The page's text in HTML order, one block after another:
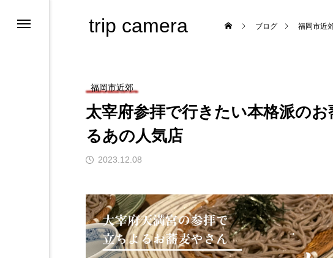
trip camera ブログ 福岡市近
福岡市近郊
太宰府参拝で行きたい本格派の
るあの人気店
2023.12.08